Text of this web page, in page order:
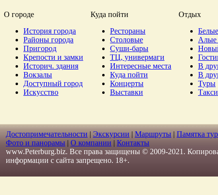
О городе Куда пойти
Отдых
История города
Районы города
Пригород
Крепости и замки
Историч. здания
Вокзалы
Доступный город
Искусство
Рестораны
Столовые
Суши-бары
ТЦ, универмаги
Интересные места
Куда пойти
Концерты
Выставки
Алые
В
В
Туры
Такси
Достопримечательности | Экскурсии | Маршруты | Памятка
Фото и панорамы | О компании | Контакты
www.Peterburg.biz. Все права защищены © 2009-2021.
информации с сайта запрещено. 18+.